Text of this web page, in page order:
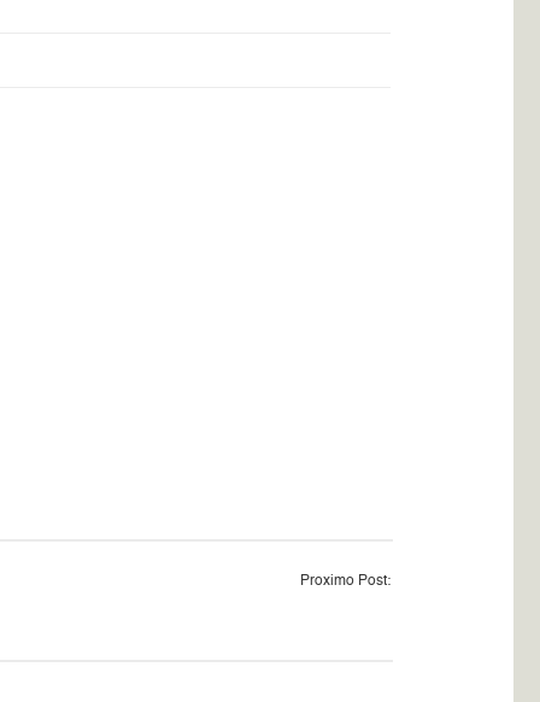
Proximo Post: